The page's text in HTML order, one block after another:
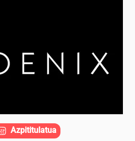
Azpititulatua